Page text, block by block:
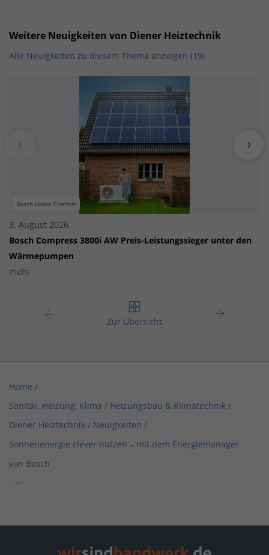
Weitere Neuigkeiten von Diener Heiztechnik
Alle Neuigkeiten zu diesem Thema anzeigen (19)
Bosch Home Comfort
3. August 2026
Bosch Compress 3800i AW Preis-Leistungssieger unter den
Wärmepumpen
mehr
Zur Übersicht
Home /
Sanitär, Heizung, Klima / Heizungsbau & Klimatechnik /
Diener Heiztechnik / Neuigkeiten /
Sonnenenergie clever nutzen – mit dem Energiemanager
von Bosch
Sanitär, Heizung, Klima / Solar, Photovoltaik & Erneuerbare